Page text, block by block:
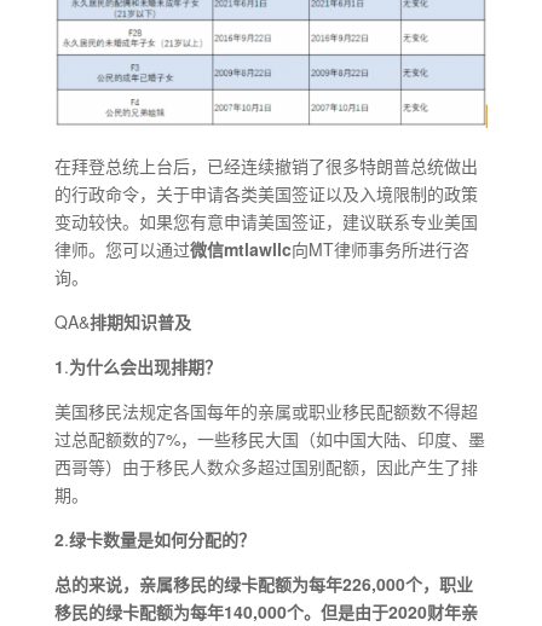
在拜登总统上台后，已经连续撤销了很多特朗普总统做出
的行政命令，关于申请各类美国签证以及入境限制的政策
变动较快。如果您有意申请美国签证，建议联系专业美国
律师。您可以通过微信mtlawllc向MT律师事务所进行咨
询。
QA&排期知识普及
1.为什么会出现排期？
美国移民法规定各国每年的亲属或职业移民配额数不得超
过总配额数的7%，一些移民大国（如中国大陆、印度、墨
西哥等）由于移民人数众多超过国别配额，因此产生了排
期。
2.绿卡数量是如何分配的？
总的来说，亲属移民的绿卡配额为每年226,000个，职业
移民的绿卡配额为每年140,000个。但是由于2020财年亲